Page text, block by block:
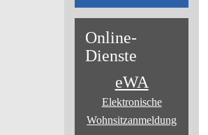
On­line-
Diens­te
eWA
Elektronische
Wohnsitz­anmeldung